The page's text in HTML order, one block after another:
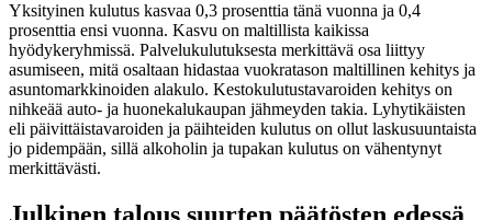
Yksityinen kulutus kasvaa 0,3 prosenttia tänä vuonna ja 0,4
prosenttia ensi vuonna. Kasvu on maltillista kaikissa
hyödykeryhmissä. Palvelukulutuksesta merkittävä osa liittyy
asumiseen, mitä osaltaan hidastaa vuokratason maltillinen kehitys ja
asuntomarkkinoiden alakulo. Kestokulutustavaroiden kehitys on
nihkeää auto- ja huonekalukaupan jähmeyden takia. Lyhytikäisten
eli päivittäistavaroiden ja päihteiden kulutus on ollut laskusuuntaista
jo pidempään, sillä alkoholin ja tupakan kulutus on vähentynyt
merkittävästi.